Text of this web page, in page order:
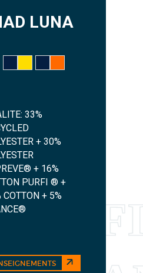
LUNA
33%
+ 30%
+ 16%
PURFI ® +
COTTON + 5%